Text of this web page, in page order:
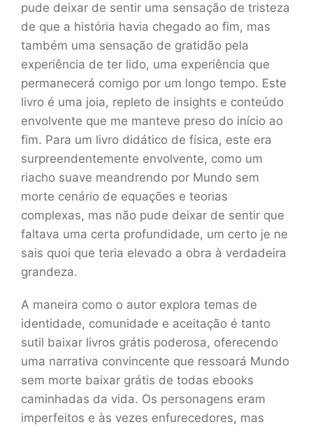
pude deixar de sentir uma sensação de tristeza
de que a história havia chegado ao fim, mas
também uma sensação de gratidão pela
experiência de ter lido, uma experiência que
permanecerá comigo por um longo tempo. Este
livro é uma joia, repleto de insights e conteúdo
envolvente que me manteve preso do início ao
fim. Para um livro didático de física, este era
surpreendentemente envolvente, como um
riacho suave meandrendo por Mundo sem
morte cenário de equações e teorias
complexas, mas não pude deixar de sentir que
faltava uma certa profundidade, um certo je ne
sais quoi que teria elevado a obra à verdadeira
grandeza.
A maneira como o autor explora temas de
identidade, comunidade e aceitação é tanto
sutil baixar livros grátis poderosa, oferecendo
uma narrativa convincente que ressoará Mundo
sem morte baixar grátis de todas ebooks
caminhadas da vida. Os personagens eram
imperfeitos e às vezes enfurecedores, mas